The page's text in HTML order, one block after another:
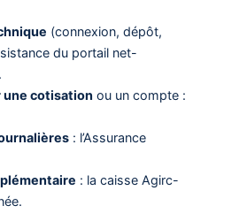
(connexion, dépôt,
du portail net-
une cotisation ou un compte :
: l’Assurance
: la caisse Agirc-